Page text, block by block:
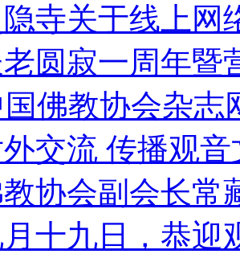
寺关于线上网
圆寂一周年暨
国佛教协会杂志
外交流 传播观
协会副会长常
十九日，恭迎